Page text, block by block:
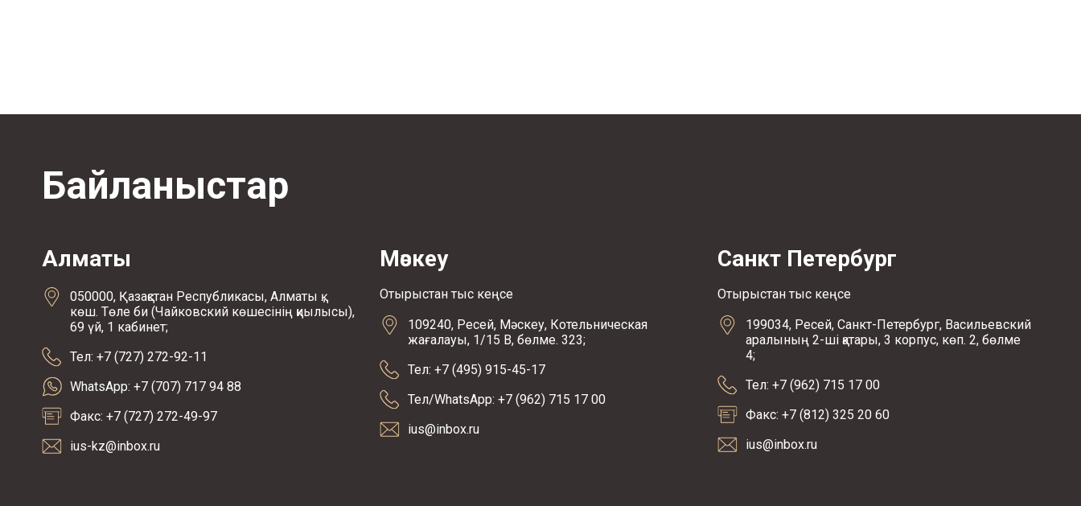
Байланыстар
Алматы
050000, Қазақстан Республикасы, Алматы қ.,
көш. Төле би (Чайковский көшесінің қиылысы),
69 үй, 1 кабинет;
Тел: +7 (727) 272-92-11
WhatsApp: +7 (707) 717 94 88
Факс: +7 (727) 272-49-97
ius-kz@inbox.ru
Мәскеу
Отырыстан тыс кеңсе
109240, Ресей, Мәскеу, Котельническая
жағалауы, 1/15 В, бөлме. 323;
Тел: +7 (495) 915-45-17
Тел/WhatsApp: +7 (962) 715 17 00
ius@inbox.ru
Санкт Петербург
Отырыстан тыс кеңсе
199034, Ресей, Санкт-Петербург, Васильевский
аралының 2-ші қатары, 3 корпус, көп. 2, бөлме
4;
Тел: +7 (962) 715 17 00
Факс: +7 (812) 325 20 60
ius@inbox.ru